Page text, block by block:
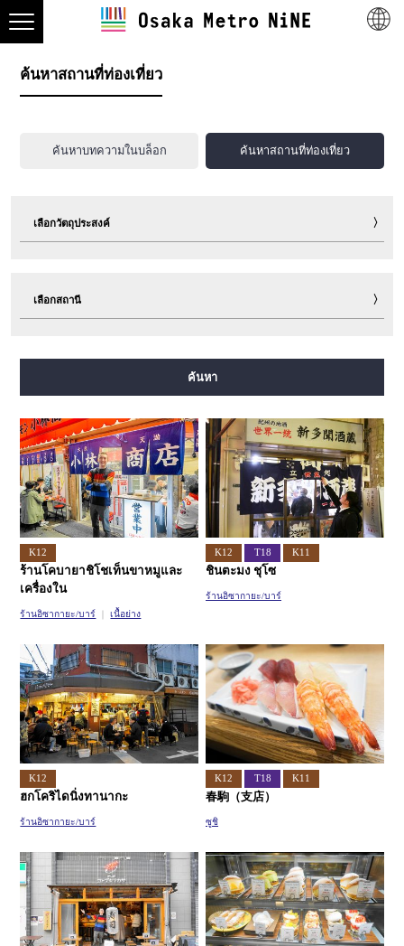
ค้นหาสถานที่ท่องเที่ยว
ค้นหาบทความในบล็อก ค้นหาสถานที่ท่องเที่ยว
เลือกวัตถุประสงค์
เลือกสถานี
สายอิมาซาโตะซุจิ สายนิวแทรม
ค้นหา
K12
ร้านโคบายาชิโชเท็นขาหมูและ
เครื่องใน
ร้านอิซากายะ/บาร์ เนื้อย่าง
K12 T18 K11
ชินตะมง ชุโซ
ร้านอิซากายะ/บาร์
K12
ฮกโคริไดนิ่งทานากะ
ร้านอิซากายะ/บาร์
K12 T18 K11
春駒（支店）
ซูชิ